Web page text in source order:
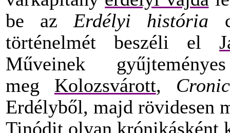
be azErdélyi história
történelmét beszéli el
Műveinek
meg Kolozsvárott,
Erdélyből, majd rövidesen
Tinódit olyan krónikásként